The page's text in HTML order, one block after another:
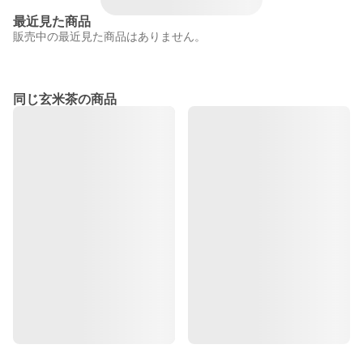
最近見た商品
販売中の最近見た商品はありません。
同じ玄米茶の商品